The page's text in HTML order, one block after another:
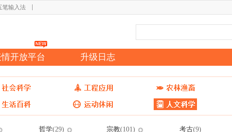
笔输入法
开放平台 升级日志
哲学(29) 宗教(101) 考古(9)